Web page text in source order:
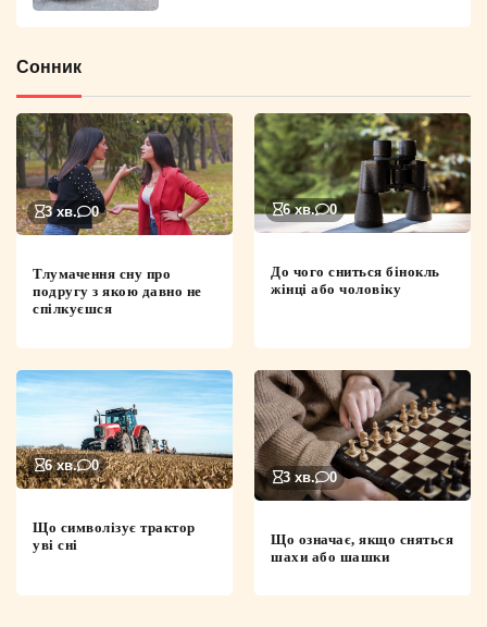
Сонник
3 хв. 0
Тлумачення сну про
подругу з якою давно не
спілкуєшся
6 хв. 0
До чого сниться бінокль
жінці або чоловіку
6 хв. 0
Що символізує трактор
уві сні
3 хв. 0
Що означає, якщо сняться
шахи або шашки